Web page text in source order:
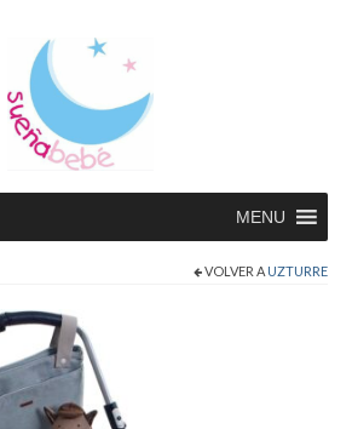
MENU
VOLVER A UZTURRE